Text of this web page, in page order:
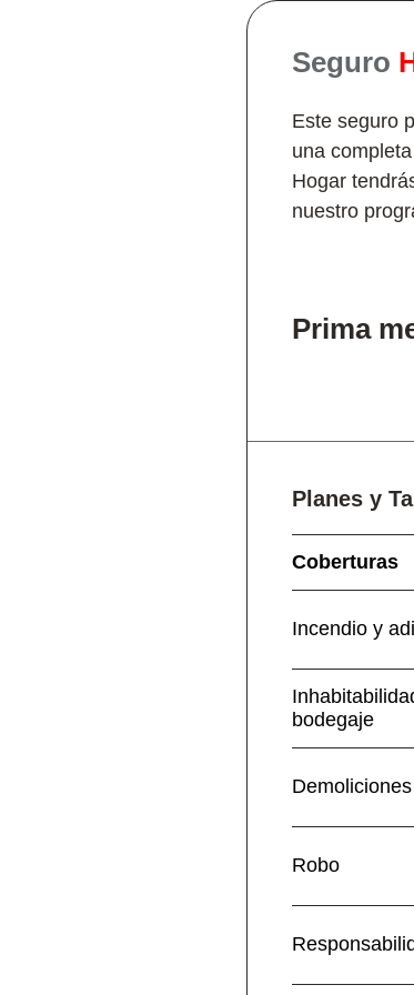
Seguro
Este seguro
una
Hogar
nuestro
Prima
Planes y
Coberturas
Incendio y
bodegaje
Demoliciones
Robo